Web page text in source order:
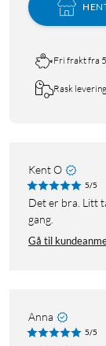
Fri frakt fra
Rask levering
Kent O
5/5
Det er bra. Litt tålmodighet når du starter det opp for første
gang.
Gå til
Anna
5/5